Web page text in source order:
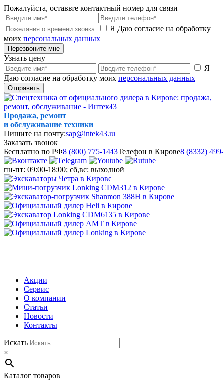
Пожалуйста, оставьте контактный номер для связи
Я Даю согласие на обработку
моих персональных данных
Перезвоните мне
Узнать цену
Я
Даю согласие на обработку моих персональных данных
Отправить
Продажа, ремонт
и обслуживание техники
Пишите на почту:sap@intek43.ru
Заказать звонок
Бесплатно по РФ8 (800) 775-1443Телефон в Кирове8 (8332)
пн-пт: 09:00-18:00; сб,вс: выходной
Акции
Сервис
О компании
Статьи
Новости
Контакты
Искать
×
Каталог товаров